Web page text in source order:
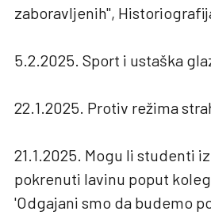
zaboravljenih",
5.2.2025. Sport i ustaška
22.1.2025. Protiv režima
21.1.2025. Mogu li studenti
pokrenuti lavinu poput
'Odgajani smo da budemo